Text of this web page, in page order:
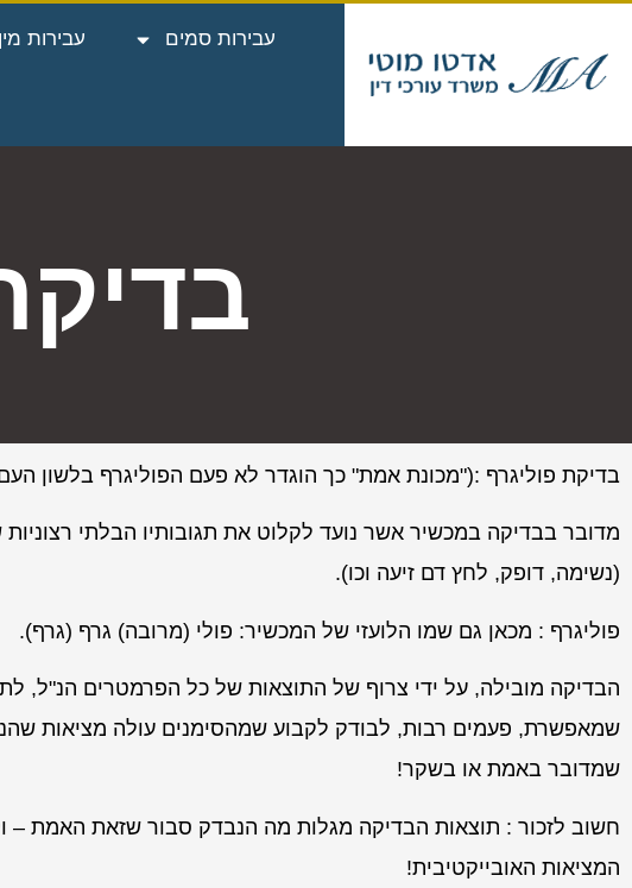
עבירות סמים עבירות מין
בדיקת פוליגרף :("מכונת אמת" כך הוגדר לא פעם הפוליגרף בלשון
מדובר בבדיקה במכשיר אשר נועד לקלוט את תגובותיו הבלתי
(נשימה, דופק, לחץ דם זיעה וכו).
פוליגרף : מכאן גם שמו הלועזי של המכשיר: פולי (מרובה) גרף (גרף).
הבדיקה מובילה, על ידי צרוף של התוצאות של כל הפרמטרים הנ"ל,
שמאפשרת, פעמים רבות, לבודק לקבוע שמהסימנים עולה מציאות
שמדובר באמת או בשקר!
חשוב לזכור : תוצאות הבדיקה מגלות מה הנבדק סבור שזאת האמת –
המציאות האובייקטיבית!